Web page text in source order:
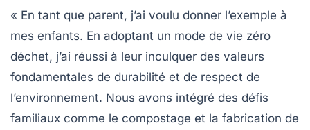
« En tant que parent, j’ai voulu donner l’exemple à
mes enfants. En adoptant un mode de vie zéro
déchet, j’ai réussi à leur inculquer des valeurs
fondamentales de durabilité et de respect de
l’environnement. Nous avons intégré des défis
familiaux comme le compostage et la fabrication de